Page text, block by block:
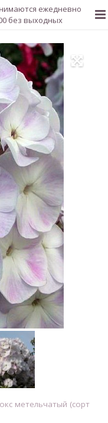
ежедневно
без выходных
метельчатый (сорт